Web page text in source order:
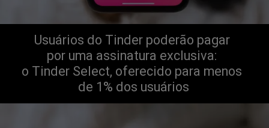
Usuários do Tinder poderão pagar
por uma assinatura exclusiva:
o Tinder Select, oferecido para menos
de 1% dos usuários